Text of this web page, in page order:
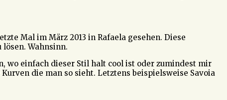
Mal im März 2013 in Rafaela gesehen. Diese
Wahnsinn.
wo einfach dieser Stil halt cool ist oder zumindest mir
die man so sieht. Letztens beispielsweise Savoia